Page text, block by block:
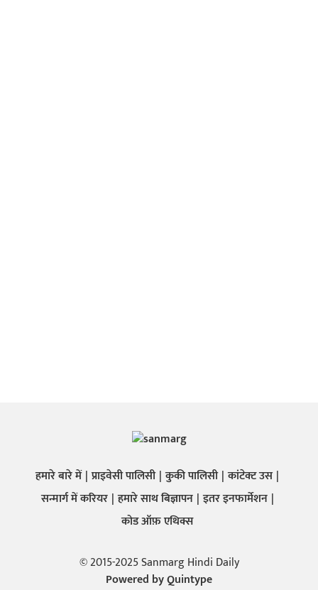
हमारे बारे में प्राइवेसी पालिसी कुकी पालिसी कांटेक्ट उस
सन्मार्ग में करियर हमारे साथ बिज्ञापन इतर इनफार्मेशन
कोड ऑफ़ एथिक्स
© 2015-2025 Sanmarg Hindi Daily
Powered byQuintype